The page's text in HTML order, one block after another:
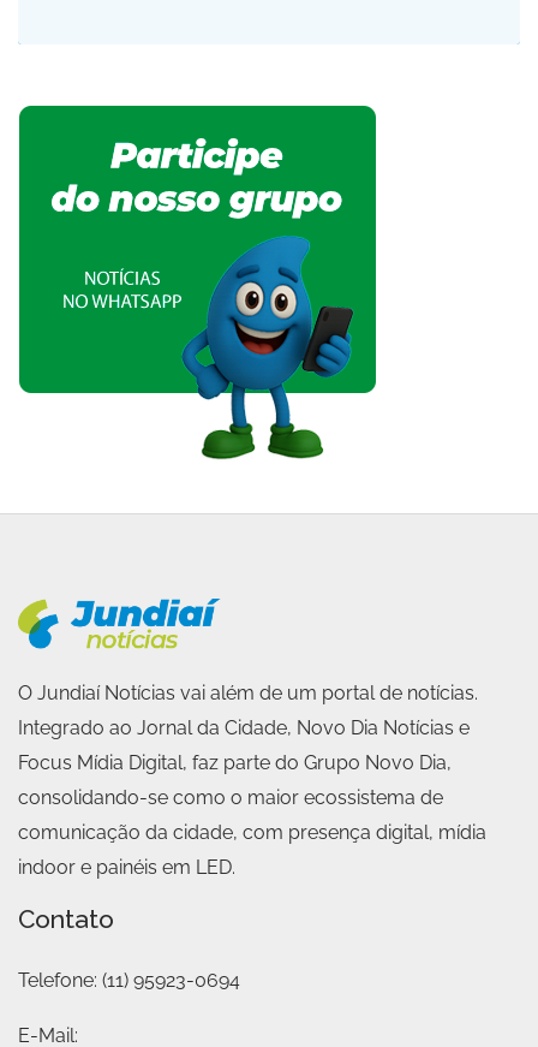
O Jundiaí Notícias vai além de um portal de notícias.
Integrado ao Jornal da Cidade, Novo Dia Notícias e
Focus Mídia Digital, faz parte do Grupo Novo Dia,
consolidando-se como o maior ecossistema de
comunicação da cidade, com presença digital, mídia
indoor e painéis em LED.
Contato
Telefone: (11) 95923-0694
E-Mail: